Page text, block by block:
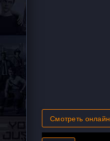
Смотреть онлайн